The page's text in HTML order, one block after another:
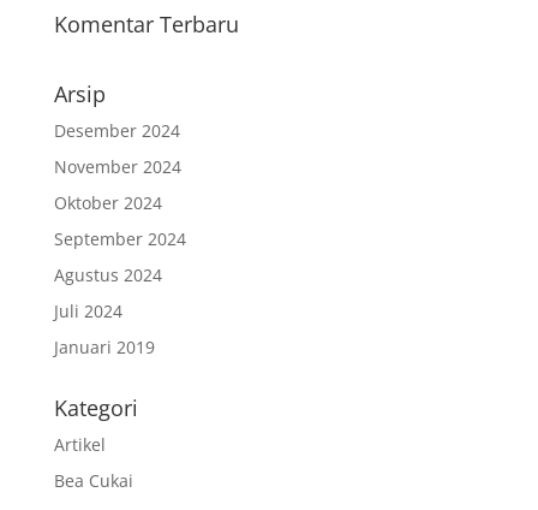
Komentar Terbaru
Arsip
Desember 2024
November 2024
Oktober 2024
September 2024
Agustus 2024
Juli 2024
Januari 2019
Kategori
Artikel
Bea Cukai